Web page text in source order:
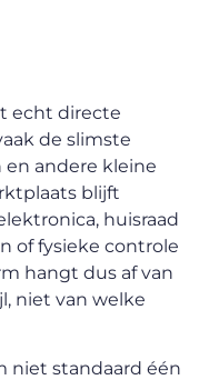
echt directe
de slimste
en andere kleine
blijft
huisraad
of fysieke controle
hangt dus af van
niet van welke
niet standaard één